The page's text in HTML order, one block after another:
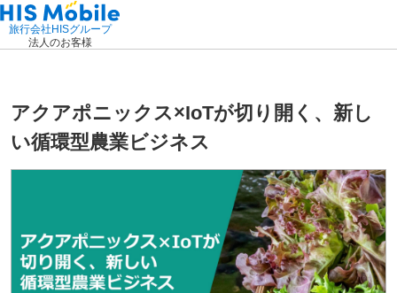
旅行会社HISグループ
法人のお客様
アクアポニックス×IoTが切り開く、新し
い循環型農業ビジネス